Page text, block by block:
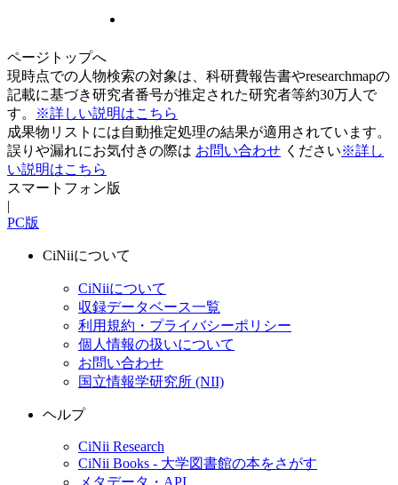
ページトップへ
現時点での人物検索の対象は、科研費報告書やresearchmapの
記載に基づき研究者番号が推定された研究者等約30万人で
す。
※詳しい説明はこちら
成果物リストには自動推定処理の結果が適用されています。
誤りや漏れにお気付きの際は お問い合わせ ください※詳し
い説明はこちら
スマートフォン版
|
PC版
CiNiiについて
CiNiiについて
収録データベース一覧
利用規約・プライバシーポリシー
個人情報の扱いについて
お問い合わせ
国立情報学研究所 (NII)
ヘルプ
CiNii Research
CiNii Books - 大学図書館の本をさがす